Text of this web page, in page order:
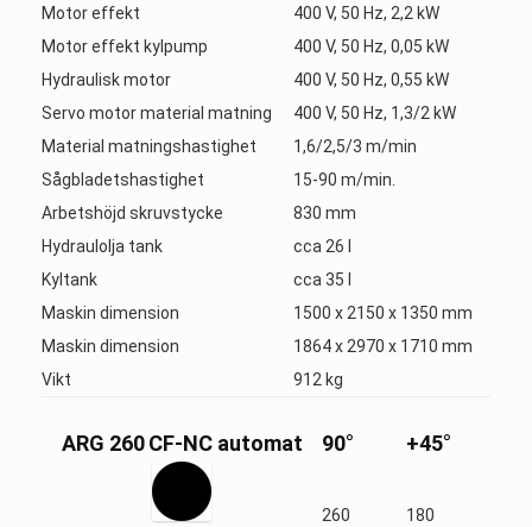
Motor effekt
400 V, 50 Hz, 2,2 kW
Motor effekt kylpump
400 V, 50 Hz, 0,05 kW
Hydraulisk motor
400 V, 50 Hz, 0,55 kW
Servo motor material matning
400 V, 50 Hz, 1,3/2 kW
Material matningshastighet
1,6/2,5/3 m/min
Sågbladetshastighet
15-90 m/min.
Arbetshöjd skruvstycke
830 mm
Hydraulolja tank
cca 26 l
Kyltank
cca 35 l
Maskin dimension
1500 x 2150 x 1350 mm
Maskin dimension
1864 x 2970 x 1710 mm
Vikt
912 kg
ARG 260 CF-NC automat 90° +45°
260 180